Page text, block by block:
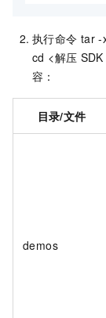
执行命令 tar -
cd <解压 SDK
容：
目录/文件
demos